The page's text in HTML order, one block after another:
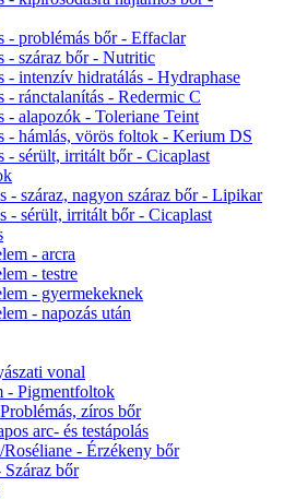
- problémás bőr - Effaclar
- száraz bőr - Nutritic
- intenzív hidratálás - Hydraphase
- ránctalanítás - Redermic C
- alapozók - Toleriane Teint
- hámlás, vörös foltok - Kerium DS
- sérült, irritált bőr - Cicaplast
- száraz, nagyon száraz bőr - Lipikar
- sérült, irritált bőr - Cicaplast
- arcra
- testre
- gyermekeknek
- napozás után
vonal
- Pigmentfoltok
zíros bőr
arc- és testápolás
Roséliane - Érzékeny bőr
Száraz bőr